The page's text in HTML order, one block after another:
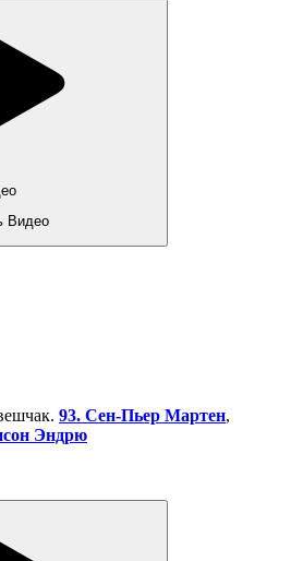
Видео
93. Сен-Пьер Мартен,
Эндрю